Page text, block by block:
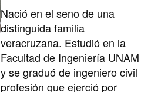
Nació en el seno de una
distinguida familia
veracruzana. Estudió en la
Facultad de Ingeniería UNAM
y se graduó de ingeniero civil
profesión que ejerció por